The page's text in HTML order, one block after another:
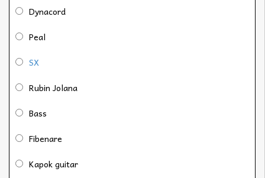
Dynacord
Peal
SX
Rubin Jolana
Bass
Fibenare
Kapok guitar